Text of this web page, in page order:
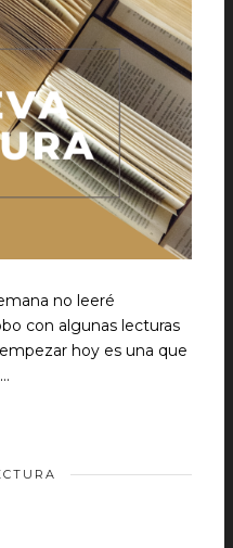
no leeré
con algunas lecturas
hoy es una que